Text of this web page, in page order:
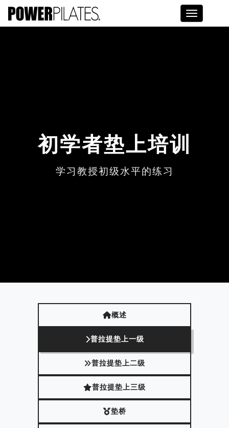
Toggle
初学者垫上培训
学习教授初级水平的练习
概述
普拉提垫上一级
普拉提垫上二级
普拉提垫上三级
垫桥